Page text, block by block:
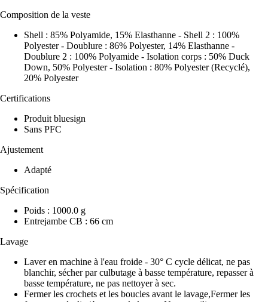
Composition de la veste
Shell : 85% Polyamide, 15% Elasthanne - Shell 2 : 100%
Polyester - Doublure : 86% Polyester, 14% Elasthanne -
Doublure 2 : 100% Polyamide - Isolation corps : 50% Duck
Down, 50% Polyester - Isolation : 80% Polyester (Recyclé),
20% Polyester
Certifications
Produit bluesign
Sans PFC
Ajustement
Adapté
Spécification
Poids : 1000.0 g
Entrejambe CB : 66 cm
Lavage
Laver en machine à l'eau froide - 30° C cycle délicat, ne pas
blanchir, sécher par culbutage à basse température, repasser à
basse température, ne pas nettoyer à sec.
Fermer les crochets et les boucles avant le lavage,Fermer les